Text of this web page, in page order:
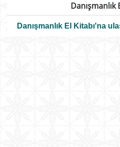
Danışmanlık
Danışmanlık El Kitabı'na